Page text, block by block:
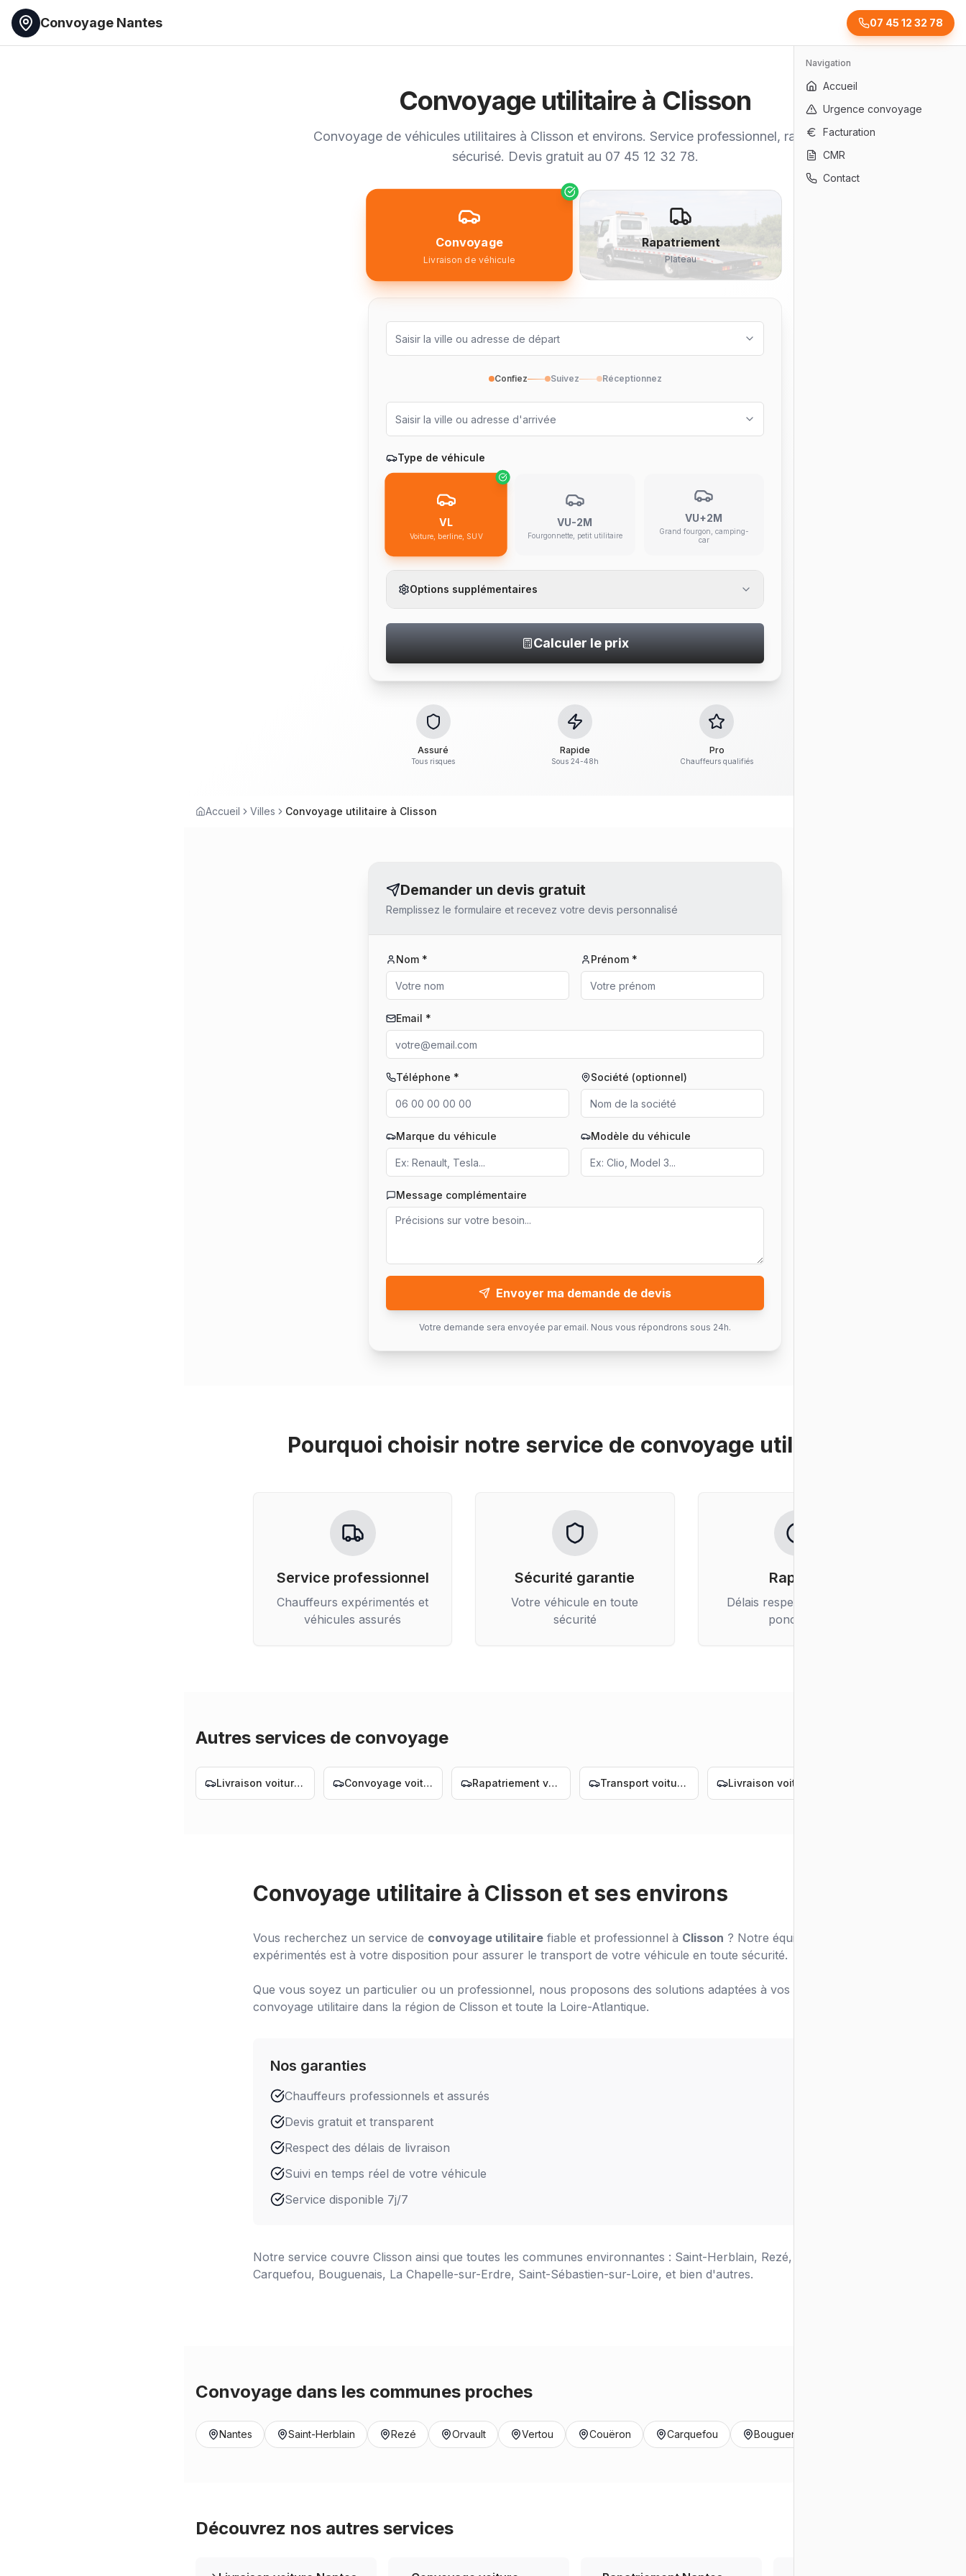
Convoyage Nantes 07 45 12 32 78
Navigation
Accueil
Urgence convoyage
Facturation
CMR
Contact
Convoyage utilitaire à Clisson
Convoyage de véhicules utilitaires à Clisson et environs. Service professionnel, rapide et
sécurisé. Devis gratuit au 07 45 12 32 78.
Convoyage
Livraison de véhicule
Rapatriement
Plateau
Confiez Suivez Réceptionnez
Type de véhicule
VL
Voiture, berline, SUV
VU-2M
Fourgonnette, petit utilitaire
VU+2M
Grand fourgon, camping-
car
Options supplémentaires
Calculer le prix
Assuré
Tous risques
Rapide
Sous 24-48h
Pro
Chauffeurs qualifiés
Accueil Villes Convoyage utilitaire à Clisson
Demander un devis gratuit
Remplissez le formulaire et recevez votre devis personnalisé
Nom * Prénom *
Email *
Téléphone * Société (optionnel)
Marque du véhicule Modèle du véhicule
Message complémentaire
Envoyer ma demande de devis
Votre demande sera envoyée par email. Nous vous répondrons sous 24h.
Pourquoi choisir notre service de convoyage utilitaire
Service professionnel
Chauffeurs expérimentés et
véhicules assurés
Sécurité garantie
Votre véhicule en toute
sécurité
Rapidité
Délais respectés, livraison
ponctuelle
Autres services de convoyage
Livraison voiture Nantes Convoyage voiture Nantes Rapatriement voiture Nantes Transport voiture Nantes
Convoyage utilitaire à Clisson et ses environs
Vous recherchez un service de convoyage utilitaire fiable et professionnel à Clisson ? Notre équipe de chauffeurs
expérimentés est à votre disposition pour assurer le transport de votre véhicule en toute sécurité.
Que vous soyez un particulier ou un professionnel, nous proposons des solutions adaptées à vos besoins de
convoyage utilitaire dans la région de Clisson et toute la Loire-Atlantique.
Nos garanties
Chauffeurs professionnels et assurés
Devis gratuit et transparent
Respect des délais de livraison
Suivi en temps réel de votre véhicule
Service disponible 7j/7
Notre service couvre Clisson ainsi que toutes les communes environnantes : Saint-Herblain, Rezé, Orvault, Vertou,
Carquefou, Bouguenais, La Chapelle-sur-Erdre, Saint-Sébastien-sur-Loire, et bien d'autres.
Convoyage dans les communes proches
Nantes Saint-Herblain Rezé Orvault Vertou Couëron Carquefou Bouguenais
Découvrez nos autres services